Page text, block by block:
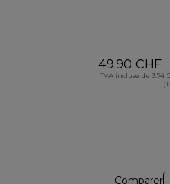
49.90 CHF
TVA incluse de 3.74
(
Comparer